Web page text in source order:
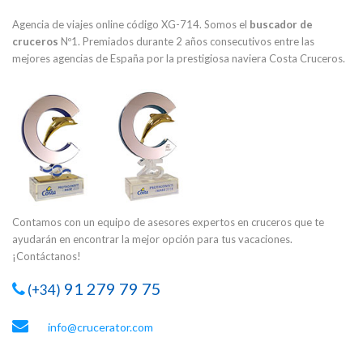
Agencia de viajes online código XG-714. Somos el buscador de
cruceros Nº1. Premiados durante 2 años consecutivos entre las
mejores agencias de España por la prestigiosa naviera Costa Cruceros.
Contamos con un equipo de asesores expertos en cruceros que te
ayudarán en encontrar la mejor opción para tus vacaciones.
¡Contáctanos!
(+34) 91 279 79 75
info@crucerator.com